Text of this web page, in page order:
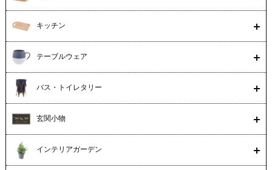
キッチン
テーブルウェア
バス・トイレタリー
玄関小物
インテリアガーデン